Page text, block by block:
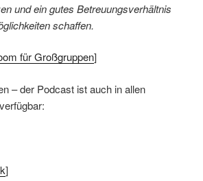
und ein gutes Betreuungsverhältnis
schaffen.
für Großgruppen]
– der Podcast ist auch in allen
]